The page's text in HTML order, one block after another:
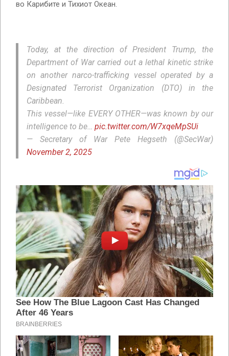
во Карибите и Тихиот Океан.
Today, at the direction of President Trump, the
Department of War carried out a lethal kinetic strike
on another narco-trafficking vessel operated by a
Designated Terrorist Organization (DTO) in the
Caribbean.
This vessel—like EVERY OTHER—was known by our
intelligence to be… pic.twitter.com/W7xqeMpSUi
— Secretary of War Pete Hegseth (@SecWar)
November 2, 2025